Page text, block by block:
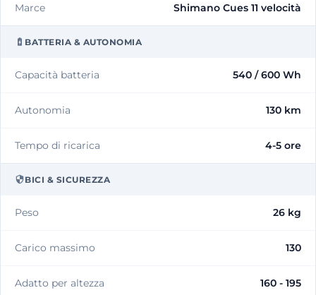
Marce Shimano Cues 11 velocità
BATTERIA & AUTONOMIA
Capacità batteria 540 / 600 Wh
Autonomia 130 km
Tempo di ricarica 4-5 ore
BICI & SICUREZZA
Peso 26 kg
Carico massimo 130
Adatto per altezza 160 - 195